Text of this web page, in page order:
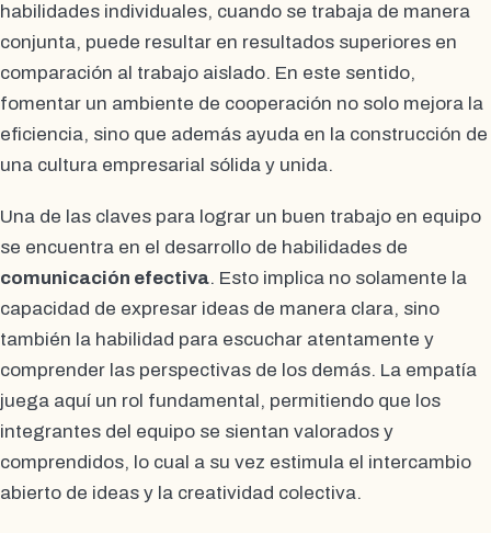
habilidades individuales, cuando se trabaja de manera
conjunta, puede resultar en resultados superiores en
comparación al trabajo aislado. En este sentido,
fomentar un ambiente de cooperación no solo mejora la
eficiencia, sino que además ayuda en la construcción de
una cultura empresarial sólida y unida.
Una de las claves para lograr un buen trabajo en equipo
se encuentra en el desarrollo de habilidades de
comunicación efectiva. Esto implica no solamente la
capacidad de expresar ideas de manera clara, sino
también la habilidad para escuchar atentamente y
comprender las perspectivas de los demás. La empatía
juega aquí un rol fundamental, permitiendo que los
integrantes del equipo se sientan valorados y
comprendidos, lo cual a su vez estimula el intercambio
abierto de ideas y la creatividad colectiva.